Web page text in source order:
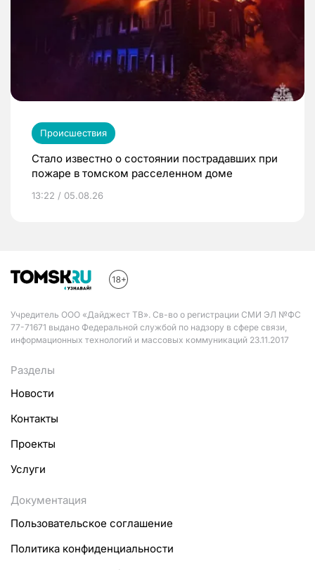
Происшествия
Стало известно о состоянии пострадавших при
пожаре в томском расселенном доме
13:22 / 05.08.26
Учредитель ООО «Дайджест ТВ». Св-во о регистрации СМИ ЭЛ №ФС
77-71671 выдано Федеральной службой по надзору в сфере связи,
информационных технологий и массовых коммуникаций 23.11.2017
Разделы
Новости
Контакты
Проекты
Услуги
Документация
Пользовательское соглашение
Политика конфиденциальности